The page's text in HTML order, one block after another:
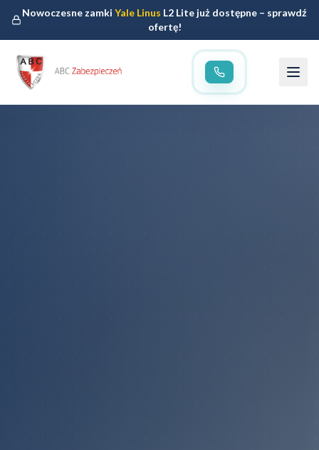
Nowoczesne zamkiYale Linus L2 Lite już dostępne – sprawdź
ofertę!